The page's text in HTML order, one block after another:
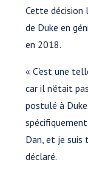
Cette décision
de Duke en
en 2018.
« C'est une
car il n'était
postulé à
Dan, et je suis
déclaré.